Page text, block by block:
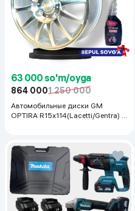
63 000 so'm/oyga
864 0001 250 000
Автомобильные диски GM
OPTIRA R15x114(Lacetti/Gentra) 1